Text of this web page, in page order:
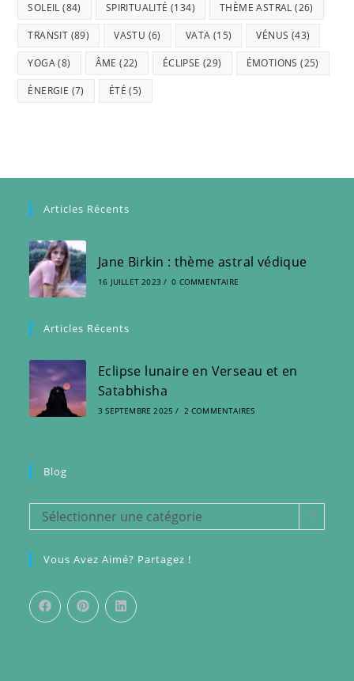
SOLEIL (84) SPIRITUALITÉ (134) THÈME ASTRAL (26)
TRANSIT (89) VASTU (6) VATA (15) VÉNUS (43)
YOGA(8) ÂME (22) ÉCLIPSE (29) ÉMOTIONS (25)
ÉNERGIE (7) ÉTÉ (5)
Articles Récents
Jane Birkin : thème astral védique
16 JUILLET 2023 / 0 COMMENTAIRE
Articles Récents
Eclipse lunaire en Verseau et en
Satabhisha
3 SEPTEMBRE 2025 / 2 COMMENTAIRES
Blog
BlogSélectionner une catégorie
Vous Avez Aimé? Partagez !